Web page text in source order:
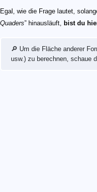
Egal, wie die Frage lautet,
Quaders” hinausläuft, bist du
🔎 Um die Fläche anderer
usw.) zu berechnen, schaue